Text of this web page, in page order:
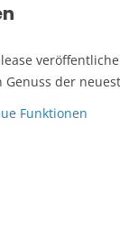
Genuss der
Funktionen